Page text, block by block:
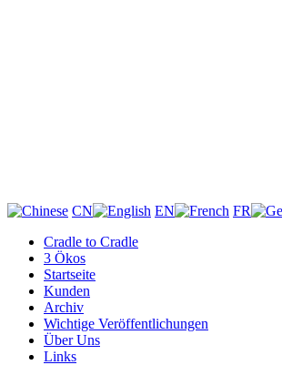
CN EN FR
Cradle to Cradle
3 Ökos
Startseite
Kunden
Archiv
Wichtige Veröffentlichungen
Über Uns
Links